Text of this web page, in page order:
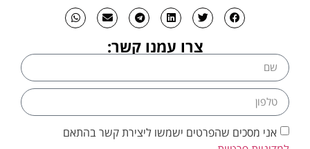
צרו עמנו קשר:
אני מסכים שהפרטים ישמשו ליצירת קשר בהתאם